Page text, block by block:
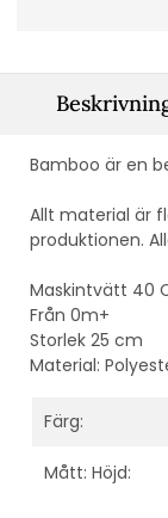
Bamboo är en
Allt material är
produktionen.
Maskintvätt 40
Från 0m+
Storlek 25 cm
Material:
Färg:
Mått: Höjd: